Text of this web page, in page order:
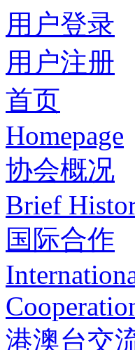
用户登录
用户注册
首页
Homepage
协会概况
Brief
国际合作
港澳台交